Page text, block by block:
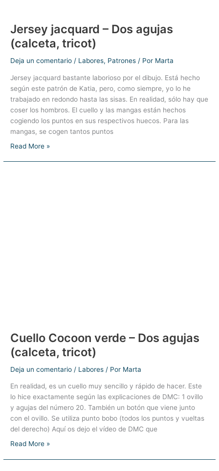
Jersey jacquard – Dos agujas
(calceta, tricot)
Deja un comentario / Labores, Patrones / Por Marta
Jersey jacquard bastante laborioso por el dibujo. Está hecho
según este patrón de Katia, pero, como siempre, yo lo he
trabajado en redondo hasta las sisas. En realidad, sólo hay que
coser los hombros. El cuello y las mangas están hechos
cogiendo los puntos en sus respectivos huecos. Para las
mangas, se cogen tantos puntos
Jersey
Read More »
Cuello Cocoon verde – Dos agujas
(calceta, tricot)
Deja un comentario / Labores / Por Marta
En realidad, es un cuello muy sencillo y rápido de hacer. Este
lo hice exactamente según las explicaciones de DMC: 1 ovillo
y agujas del número 20. También un botón que viene junto
con el ovillo. Se utiliza punto bobo (todos los puntos y vueltas
del derecho) Aquí os dejo el vídeo de DMC que
Cuello
Read More »